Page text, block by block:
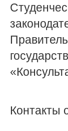
Контакты